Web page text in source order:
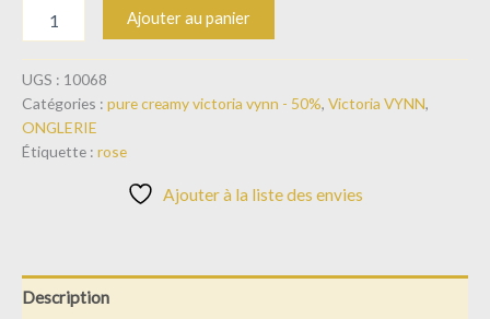
Ajouter au panier
UGS : 10068
Catégories : pure creamy victoria vynn - 50%, Victoria VYNN,
ONGLERIE
Étiquette : rose
Ajouter à la liste des envies
Description